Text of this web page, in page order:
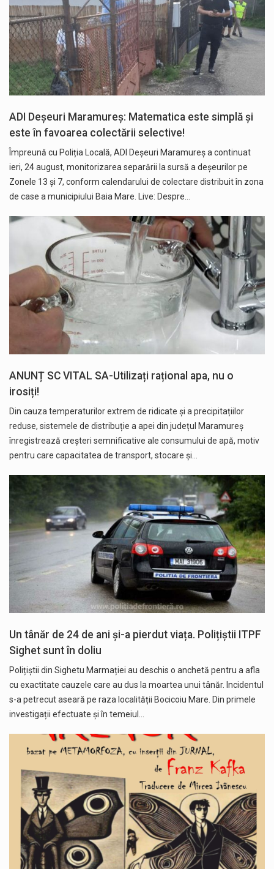
ADI Deșeuri Maramureș: Matematica este simplă și
este în favoarea colectării selective!
Împreună cu Poliția Locală, ADI Deșeuri Maramureș a continuat
ieri, 24 august, monitorizarea separării la sursă a deșeurilor pe
Zonele 13 și 7, conform calendarului de colectare distribuit în zona
de case a municipiului Baia Mare. Live: Despre…
ANUNȚ SC VITAL SA-Utilizați rațional apa, nu o
irosiți!
Din cauza temperaturilor extrem de ridicate și a precipitațiilor
reduse, sistemele de distribuție a apei din județul Maramureș
înregistrează creșteri semnificative ale consumului de apă, motiv
pentru care capacitatea de transport, stocare și…
Un tânăr de 24 de ani și-a pierdut viața. Polițiștii ITPF
Sighet sunt în doliu
Polițiștii din Sighetu Marmației au deschis o anchetă pentru a afla
cu exactitate cauzele care au dus la moartea unui tânăr. Incidentul
s-a petrecut aseară pe raza localității Bocicoiu Mare. Din primele
investigații efectuate și în temeiul…